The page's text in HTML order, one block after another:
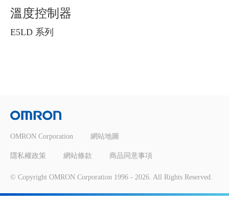
溫度控制器
E5LD 系列
OMRON Corporation 網站地圖
隱私權政策 網站條款 商品同意事項
© Copyright OMRON Corporation 1996 - 2026. All Rights Reserved.